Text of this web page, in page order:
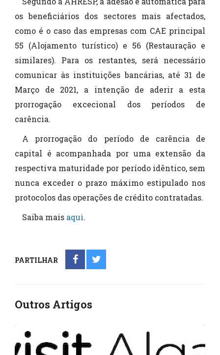
os beneficiários dos sectores mais afectados,
como é o caso das empresas com CAE principal
55 (Alojamento turístico) e 56 (Restauração e
similares). Para os restantes, será necessário
comunicar às instituições bancárias, até 31 de
Março de 2021, a intenção de aderir a esta
prorrogação excecional dos períodos de
carência.
A prorrogação do período de carência de
capital é acompanhada por uma extensão da
respectiva maturidade por período idêntico, sem
nunca exceder o prazo máximo estipulado nos
protocolos das operações de crédito contratadas.
Saiba mais aqui.
PARTILHAR
Outros Artigos